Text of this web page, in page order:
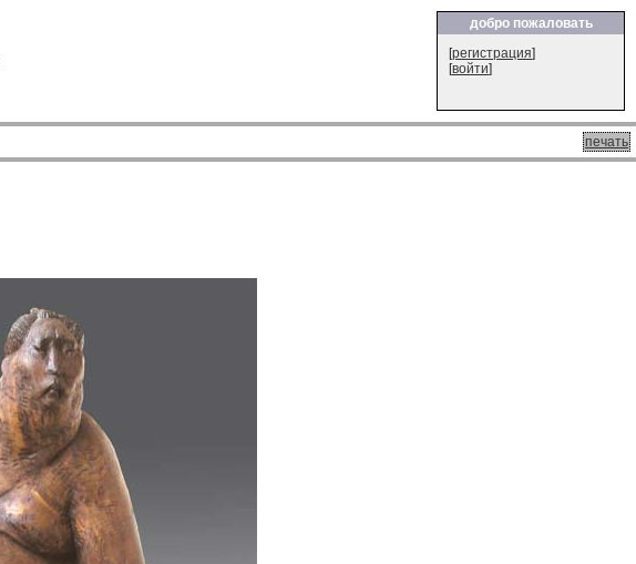
добро пожаловать
[регистрация]
[войти]
печать